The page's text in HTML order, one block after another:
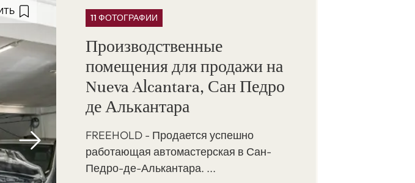
11 ФОТОГРАФИИ
Производственные
помещения для продажи на
Nueva Alcantara, Сан Педро
де Алькантара
FREEHOLD - Продается успешно
работающая автомастерская в Сан-
Педро-де-Алькантара. ...